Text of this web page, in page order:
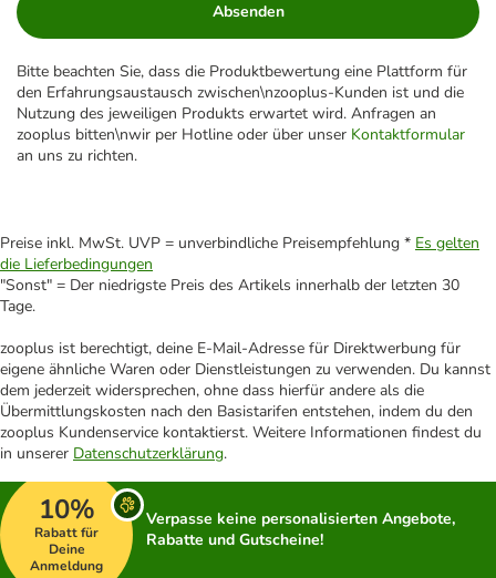
Absenden
Bitte beachten Sie, dass die Produktbewertung eine Plattform für
den Erfahrungsaustausch zwischen\nzooplus-Kunden ist und die
Nutzung des jeweiligen Produkts erwartet wird. Anfragen an
zooplus bitten\nwir per Hotline oder über unser Kontaktformular
an uns zu richten.
Preise inkl. MwSt. UVP = unverbindliche Preisempfehlung * Es gelten
die Lieferbedingungen
"Sonst" = Der niedrigste Preis des Artikels innerhalb der letzten 30
Tage.
zooplus ist berechtigt, deine E-Mail-Adresse für Direktwerbung für
eigene ähnliche Waren oder Dienstleistungen zu verwenden. Du kannst
dem jederzeit widersprechen, ohne dass hierfür andere als die
Übermittlungskosten nach den Basistarifen entstehen, indem du den
zooplus Kundenservice kontaktierst. Weitere Informationen findest du
in unserer Datenschutzerklärung.
10%
Rabatt für
Deine
Anmeldung
Verpasse keine personalisierten Angebote,
Rabatte und Gutscheine!